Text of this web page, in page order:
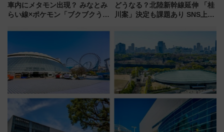
車内にメタモン出現？ みなとみ
らい線×ポケモン「ブクブクうみ
行開始に！ この夏は直通列車で
どうなる？北陸新幹線延伸 「桂
川案」決定も課題あり SNS上の